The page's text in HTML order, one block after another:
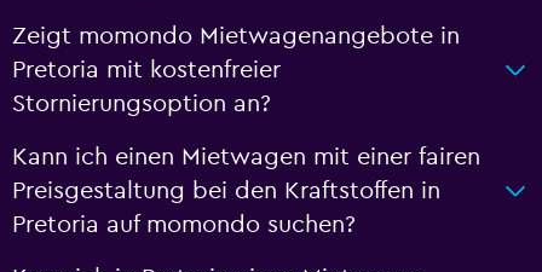
Zeigt momondo Mietwagenangebote in
Pretoria mit kostenfreier
Stornierungsoption an?
Kann ich einen Mietwagen mit einer fairen
Preisgestaltung bei den Kraftstoffen in
Pretoria auf momondo suchen?